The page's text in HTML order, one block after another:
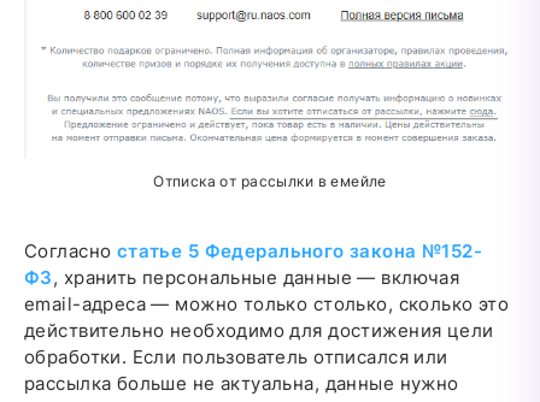
Отписка от рассылки в емейле
Согласно статье 5 Федерального закона №152-
ФЗ, хранить персональные данные — включая
email-адреса — можно только столько, сколько это
действительно необходимо для достижения цели
обработки. Если пользователь отписался или
рассылка больше не актуальна, данные нужно